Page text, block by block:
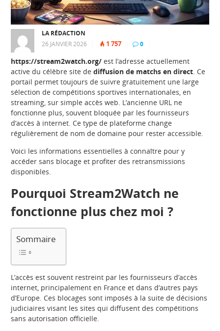
LA RÉDACTION
26 JANVIER 2026
1 757 0
https://stream2watch.org/ est l’adresse actuellement
active du célèbre site dediffusion de matchs en direct. Ce
portail permet toujours de suivre gratuitement une large
sélection de compétitions sportives internationales, en
streaming, sur simple accès web. L’ancienne URL ne
fonctionne plus, souvent bloquée par les fournisseurs
d’accès à internet. Ce type de plateforme change
régulièrement de nom de domaine pour rester accessible.
Voici les informations essentielles à connaître pour y
accéder sans blocage et profiter des retransmissions
disponibles.
Pourquoi Stream2Watch ne
fonctionne plus chez moi ?
Sommaire
L’accès est souvent restreint par les fournisseurs d’accès
internet, principalement en France et dans d’autres pays
d’Europe. Ces blocages sont imposés à la suite de décisions
judiciaires visant les sites qui diffusent des compétitions
sans autorisation officielle.